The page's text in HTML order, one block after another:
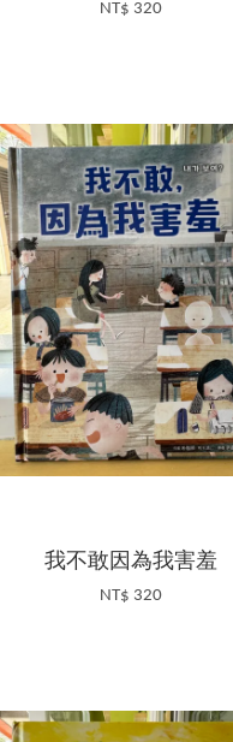
NT$ 320
我不敢因為我害羞
NT$ 320